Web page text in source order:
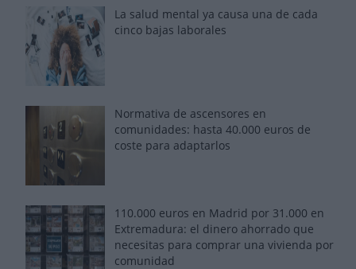
La salud mental ya causa una de cada
cinco bajas laborales
Normativa de ascensores en
comunidades: hasta 40.000 euros de
coste para adaptarlos
110.000 euros en Madrid por 31.000 en
Extremadura: el dinero ahorrado que
necesitas para comprar una vivienda por
comunidad